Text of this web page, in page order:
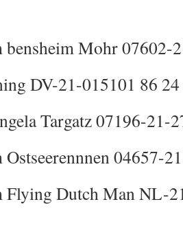
bensheim Mohr 07602-
DV-21-015101 86
Targatz 07196-21-
Ostseerennnen 04657-
Flying Dutch Man NL-